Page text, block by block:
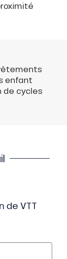
enfant
de cycles
de VTT